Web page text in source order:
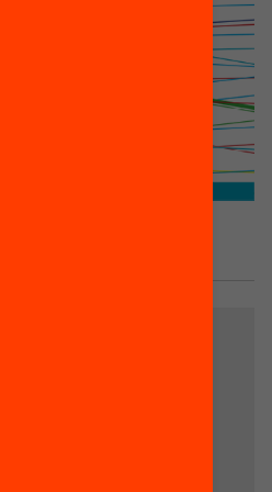
d’alumnat